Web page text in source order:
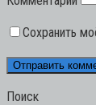
Сохранить
Поиск